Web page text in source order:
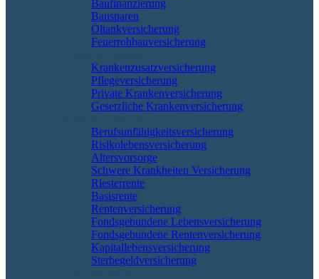
Baufinanzierung
Bausparen
Öltankversicherung
Feuerrohbauversicherung
Krankenzusatzversicherung
Pflegeversicherung
Private Krankenversicherung
Gesetzliche Krankenversicherung
Berufs­unfähigkeitsversicherung
Risikolebensversicherung
Altersvorsorge
Schwere Krankheiten Versicherung
Riesterrente
Basisrente
Rentenversicherung
Fondsgebundene Lebensversicherung
Fondsgebundene Rentenversicherung
Kapitallebensversicherung
Sterbegeldversicherung